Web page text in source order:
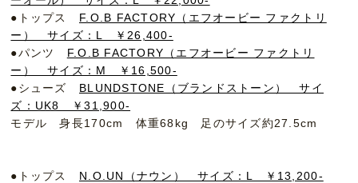
●トップス F.O.B FACTORY（エフオービー ファクトリ
ー） サイズ：L ￥26,400-
●パンツ F.O.B FACTORY（エフオービー ファクトリ
ー） サイズ：M ￥16,500-
●シューズ BLUNDSTONE（ブランドストーン） サイ
ズ：UK8 ￥31,900-
モデル 身長170cm 体重68kg 足のサイズ約27.5cm
●トップス N.O.UN（ナウン） サイズ：L ￥13,200-